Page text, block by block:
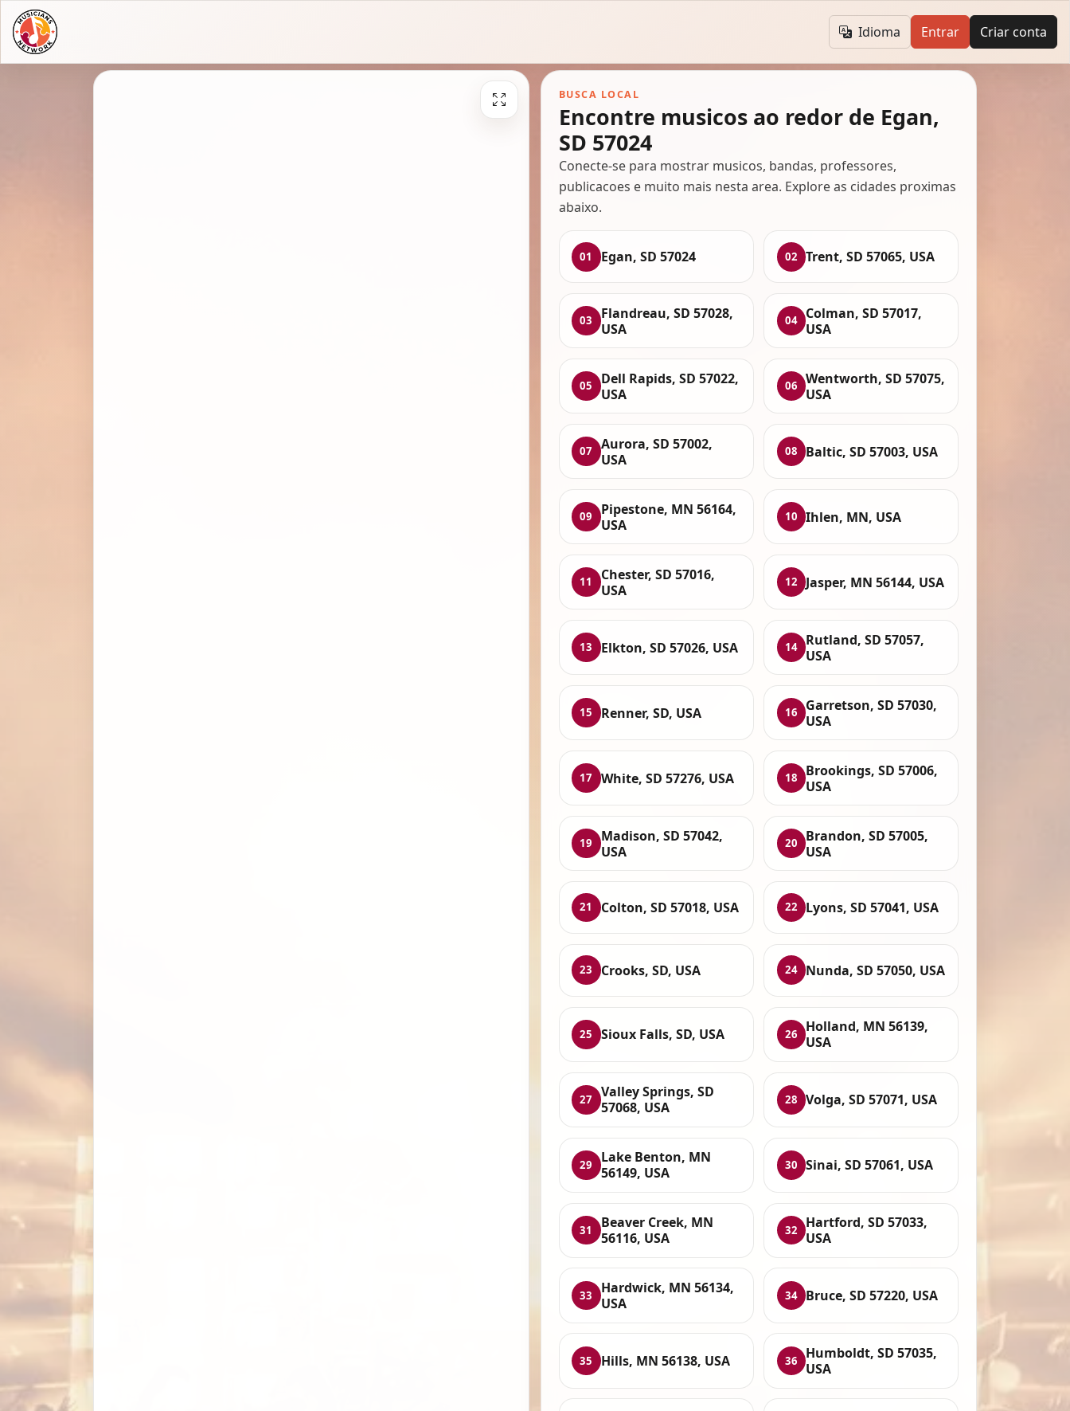
Idioma Entrar Criar conta
BUSCA LOCAL
Encontre musicos ao redor de Egan,
SD 57024
Conecte-se para mostrar musicos, bandas, professores,
publicacoes e muito mais nesta area. Explore as cidades proximas
abaixo.
01 Egan, SD 57024 02 Trent, SD 57065, USA
03
Flandreau, SD 57028,
USA
04
Colman, SD 57017,
USA
05
Dell Rapids, SD 57022,
USA
06
Wentworth, SD 57075,
USA
07
Aurora, SD 57002,
USA
08 Baltic, SD 57003, USA
09
Pipestone, MN 56164,
USA
10 Ihlen, MN, USA
11
Chester, SD 57016,
USA
12 Jasper, MN 56144, USA
13 Elkton, SD 57026, USA 14
Rutland, SD 57057,
USA
15 Renner, SD, USA 16
Garretson, SD 57030,
USA
17 White, SD 57276, USA 18
Brookings, SD 57006,
USA
19
Madison, SD 57042,
USA
20
Brandon, SD 57005,
USA
21 Colton, SD 57018, USA 22 Lyons, SD 57041, USA
23 Crooks, SD, USA 24 Nunda, SD 57050, USA
25 Sioux Falls, SD, USA 26
Holland, MN 56139,
USA
27
Valley Springs, SD
57068, USA
28 Volga, SD 57071, USA
29
Lake Benton, MN
56149, USA
30 Sinai, SD 57061, USA
31
Beaver Creek, MN
56116, USA
32
Hartford, SD 57033,
USA
33
Hardwick, MN 56134,
USA
34 Bruce, SD 57220, USA
35 Hills, MN 56138, USA 36
Humboldt, SD 57035,
USA